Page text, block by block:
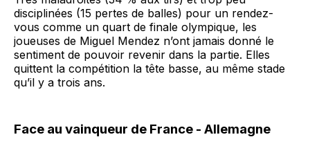
disciplinées (15 pertes de balles) pour un rendez-
vous comme un quart de finale olympique, les
joueuses de Miguel Mendez n’ont jamais donné le
sentiment de pouvoir revenir dans la partie. Elles
quittent la compétition la tête basse, au même stade
qu’il y a trois ans.
Face au vainqueur de France - Allemagne